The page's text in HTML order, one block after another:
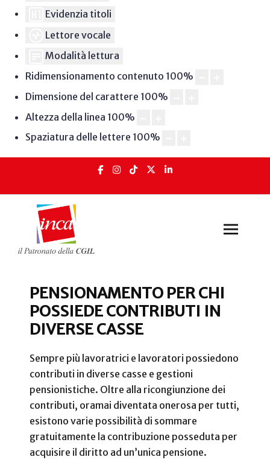
Evidenzia titoli
Lettore vocale
Modalità lettura
Ridimensionamento contenuto 100%
Dimensione del carattere 100%
Altezza della linea 100%
Spaziatura delle lettere 100%
PENSIONAMENTO PER CHI
POSSIEDE CONTRIBUTI IN
DIVERSE CASSE
Sempre più lavoratrici e lavoratori possiedono
contributi in diverse casse e gestioni
pensionistiche. Oltre alla ricongiunzione dei
contributi, oramai diventata onerosa per tutti,
esistono varie possibilità di sommare
gratuitamente la contribuzione posseduta per
acquisire il diritto ad un’unica pensione.